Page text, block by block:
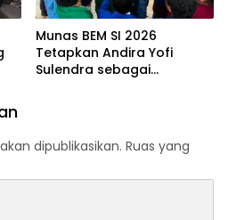
Munas BEM SI 2026
Tetapkan Andira Yofi
Sulendra sebagai
dipublikasikan. Ruas yang